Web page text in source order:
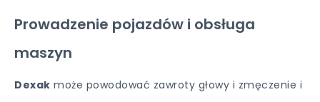
Prowadzenie pojazdów i obsługa
maszyn
Dexak może powodować zawroty głowy i zmęczenie i